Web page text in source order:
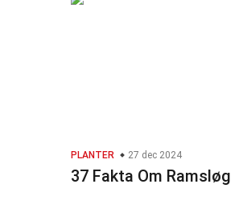
PLANTER 27 dec 2024
37 Fakta Om Ramsløg